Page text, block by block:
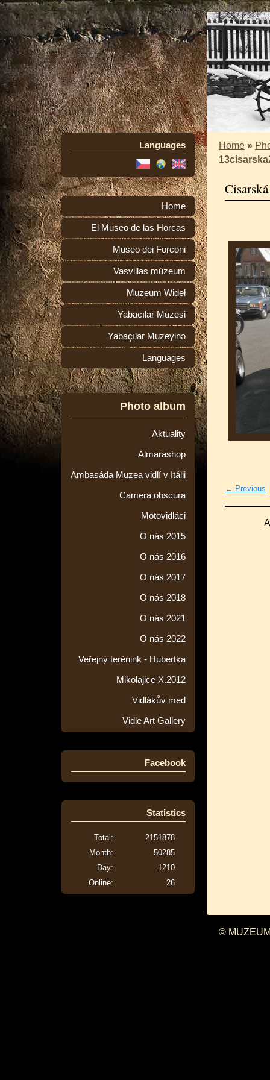
Languages
Home
El Museo de las Horcas
Museo dei Forconi
Vasvillas múzeum
Muzeum Wideł
Yabacılar Müzesi
Yabaçılar Muzeyinə
Languages
Photo album
Aktuality
Almarashop
Ambasáda Muzea vidlí v Itálii
Camera obscura
Motovidláci
O nás 2015
O nás 2016
O nás 2017
O nás 2018
O nás 2021
O nás 2022
Veřejný terénink - Hubertka
Mikolajice X.2012
Vidlákův med
Vidle Art Gallery
Facebook
Statistics
Online: 26
Total:
2151878
Month:
50285
Day:
1210
Home »
← Previous
©